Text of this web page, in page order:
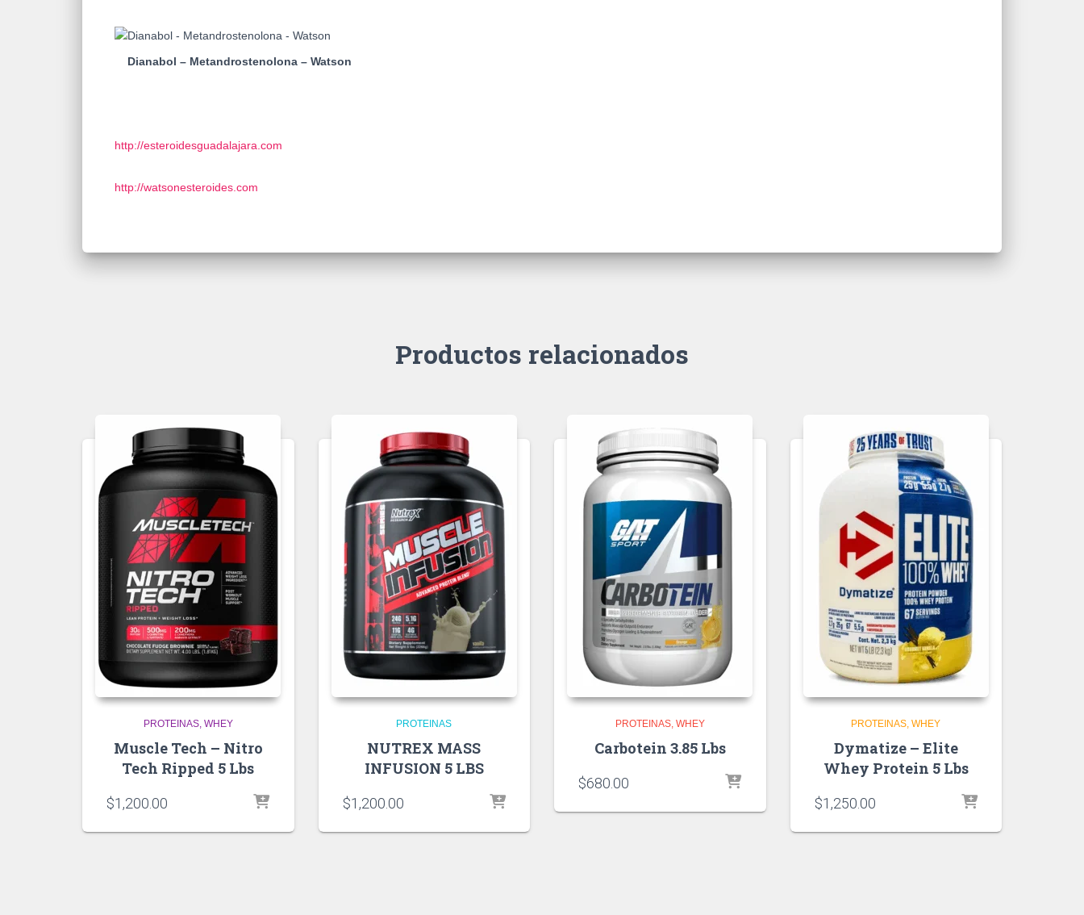
Dianabol – Metandrostenolona – Watson
http://esteroidesguadalajara.com
http://watsonesteroides.com
Productos relacionados
PROTEINAS WHEY
Muscle Tech – Nitro
Tech Ripped 5 Lbs
$1,200.00
PROTEINAS
NUTREX MASS
INFUSION 5 LBS
$1,200.00
PROTEINAS WHEY
Carbotein 3.85 Lbs
$680.00
PROTEINAS WHEY
Dymatize – Elite
Whey Protein 5 Lbs
$1,250.00